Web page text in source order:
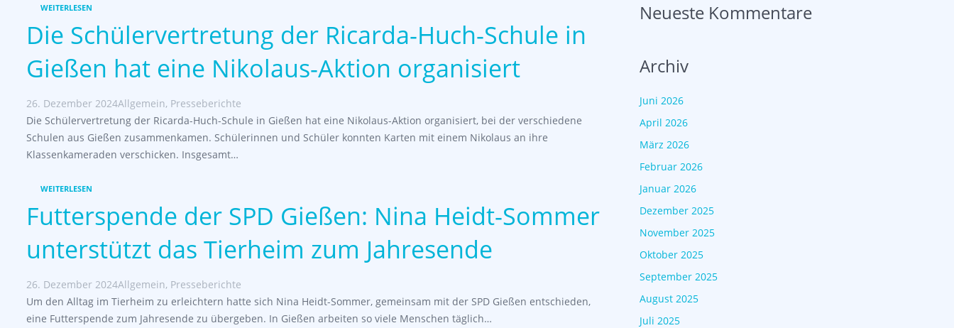
WEITERLESEN
Die Schülervertretung der Ricarda-Huch-Schule in
Gießen hat eine Nikolaus-Aktion organisiert
26. Dezember 2024Allgemein, Presseberichte
Die Schülervertretung der Ricarda-Huch-Schule in Gießen hat eine Nikolaus-Aktion organisiert, bei der verschiedene
Schulen aus Gießen zusammenkamen. Schülerinnen und Schüler konnten Karten mit einem Nikolaus an ihre
Klassenkameraden verschicken. Insgesamt…
WEITERLESEN
Futterspende der SPD Gießen: Nina Heidt-Sommer
unterstützt das Tierheim zum Jahresende
26. Dezember 2024Allgemein, Presseberichte
Um den Alltag im Tierheim zu erleichtern hatte sich Nina Heidt-Sommer, gemeinsam mit der SPD Gießen entschieden,
eine Futterspende zum Jahresende zu übergeben. In Gießen arbeiten so viele Menschen täglich…
Neueste Kommentare
Archiv
Juni 2026
April 2026
März 2026
Februar 2026
Januar 2026
Dezember 2025
November 2025
Oktober 2025
September 2025
August 2025
Juli 2025